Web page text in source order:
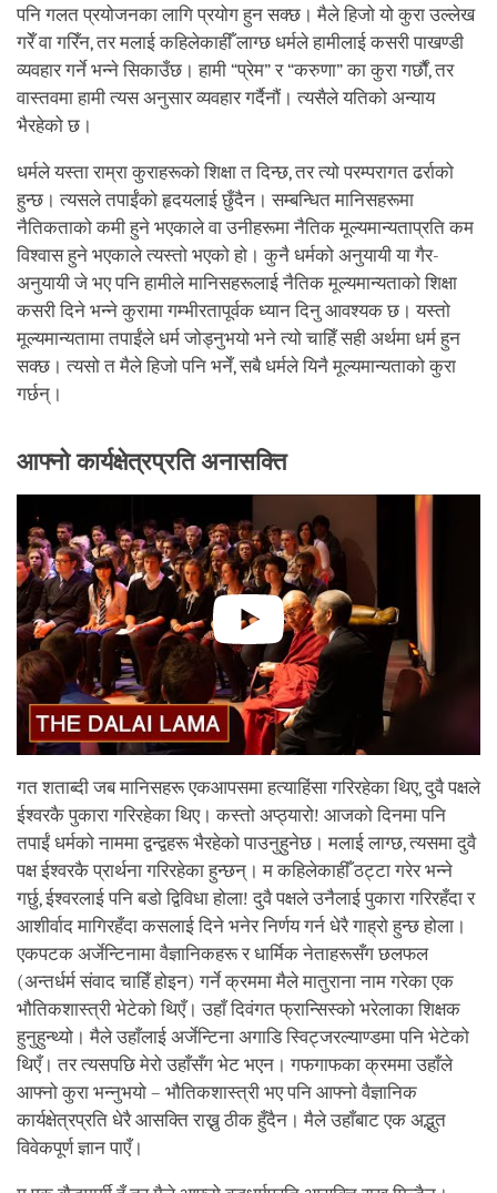
पनि गलत प्रयोजनका लागि प्रयोग हुन सक्छ। मैले हिजो यो कुरा उल्लेख
गरेँ वा गरिँन, तर मलाई कहिलेकाहीँ लाग्छ धर्मले हामीलाई कसरी पाखण्डी
व्यवहार गर्ने भन्ने सिकाउँछ। हामी “प्रेम” र “करुणा” का कुरा गर्छौं, तर
वास्तवमा हामी त्यस अनुसार व्यवहार गर्दैनौं। त्यसैले यतिको अन्याय
भैरहेको छ।
धर्मले यस्ता राम्रा कुराहरूको शिक्षा त दिन्छ, तर त्यो परम्परागत ढर्राको
हुन्छ। त्यसले तपाईंको हृदयलाई छुँदैन। सम्बन्धित मानिसहरूमा
नैतिकताको कमी हुने भएकाले वा उनीहरूमा नैतिक मूल्यमान्यताप्रति कम
विश्वास हुने भएकाले त्यस्तो भएको हो। कुनै धर्मको अनुयायी या गैर-
अनुयायी जे भए पनि हामीले मानिसहरूलाई नैतिक मूल्यमान्यताको शिक्षा
कसरी दिने भन्ने कुरामा गम्भीरतापूर्वक ध्यान दिनु आवश्यक छ। यस्तो
मूल्यमान्यतामा तपाईंले धर्म जोड्नुभयो भने त्यो चाहिँ सही अर्थमा धर्म हुन
सक्छ। त्यसो त मैले हिजो पनि भनेँ, सबै धर्मले यिनै मूल्यमान्यताको कुरा
गर्छन्।
आफ्नो कार्यक्षेत्रप्रति अनासक्ति
गत शताब्दी जब मानिसहरू एकआपसमा हत्याहिंसा गरिरहेका थिए, दुवै पक्षले
ईश्वरकै पुकारा गरिरहेका थिए। कस्तो अप्ठ्यारो! आजको दिनमा पनि
तपाईं धर्मको नाममा द्वन्द्वहरू भैरहेको पाउनुहुनेछ। मलाई लाग्छ, त्यसमा दुवै
पक्ष ईश्वरकै प्रार्थना गरिरहेका हुन्छन्। म कहिलेकाहीँ ठट्टा गरेर भन्ने
गर्छु, ईश्वरलाई पनि बडो द्विविधा होला! दुवै पक्षले उनैलाई पुकारा गरिरहँदा र
आशीर्वाद मागिरहँदा कसलाई दिने भनेर निर्णय गर्न धेरै गाह्रो हुन्छ होला।
एकपटक अर्जेन्टिनामा वैज्ञानिकहरू र धार्मिक नेताहरूसँग छलफल
(अन्तर्धर्म संवाद चाहिँ होइन) गर्ने क्रममा मैले मातुराना नाम गरेका एक
भौतिकशास्त्री भेटेको थिएँ। उहाँ दिवंगत फ्रान्सिस्को भरेलाका शिक्षक
हुनुहुन्थ्यो। मैले उहाँलाई अर्जेन्टिना अगाडि स्विट्जरल्याण्डमा पनि भेटेको
थिएँ। तर त्यसपछि मेरो उहाँसँग भेट भएन। गफगाफका क्रममा उहाँले
आफ्नो कुरा भन्नुभयो – भौतिकशास्त्री भए पनि आफ्नो वैज्ञानिक
कार्यक्षेत्रप्रति धेरै आसक्ति राख्नु ठीक हुँदैन। मैले उहाँबाट एक अद्भुत
विवेकपूर्ण ज्ञान पाएँ।